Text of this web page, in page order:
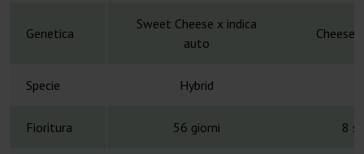
Genetica
Sweet Cheese x indica
auto
Cheese
Specie Hybrid
Fioritura 56 giorni 8